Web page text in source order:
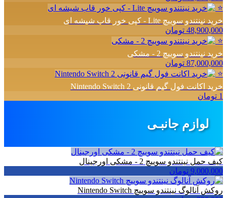
⭐
خرید نینتندو سوییچ Lite - کپی خور قاب شیشه ای
48,900,000 تومان
⭐
خرید نینتندو سوییچ 2 - مشکی
87,000,000 تومان
⭐
خرید اکانت فول گیم قانونی Nintendo Switch 2
1 تومان
لوازم جانبـی
کیف حمل نینتندو سوییچ 2 - مشکی اورجینال
9,000,000 تومان
روکش آنالوگ نینتندو سوییچ Nintendo Switch